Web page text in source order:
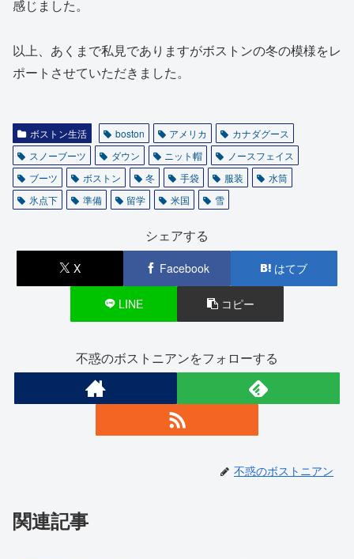
感じました。
以上、あくまで私見でありますがボストンの冬の模様をレ
ポートさせていただきました。
ボストン生活 boston アメリカ
カナダグース
スノーブーツ
ダウン ニット帽
ノースフェイス
ブーツ
ボストン 冬 手袋 服装
水筒
氷点下
準備 留学 米国 雪
シェアする
X Facebook はてブ
LINE コピー
不惑のボストニアンをフォローする
不惑のボストニアン
関連記事